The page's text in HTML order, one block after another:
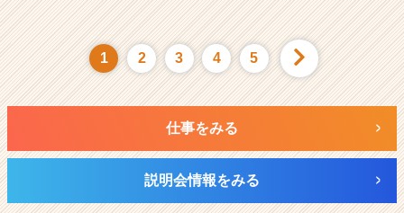
1 2 3 4 5
仕事をみる
説明会情報をみる